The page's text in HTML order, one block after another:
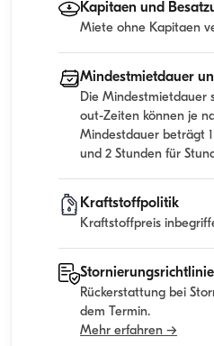
Kapitaen und
Miete ohne Kapitaen
Mindestmietdauer
Die Mindestmietdauer
out-Zeiten können je
Mindestdauer beträgt
und 2 Stunden für
Kraftstoffpolitik
Kraftstoffpreis
Stornierungsrichtlinie
Rückerstattung bei
dem Termin.
Mehr erfahren →